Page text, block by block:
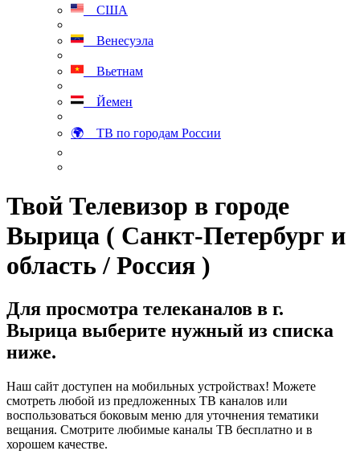
США
Венесуэла
Вьетнам
Йемен
🌍 ТВ по городам России
Твой Телевизор в городе
Вырица ( Санкт-Петербург и
область / Россия )
Для просмотра телеканалов в г.
Вырица выберите нужный из списка
ниже.
Наш сайт доступен на мобильных устройствах! Можете
смотреть любой из предложенных ТВ каналов или
воспользоваться боковым меню для уточнения тематики
вещания. Смотрите любимые каналы ТВ бесплатно и в
хорошем качестве.